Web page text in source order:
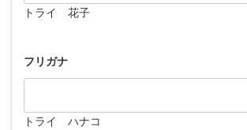
トライ 花子
フリガナ
トライ ハナコ